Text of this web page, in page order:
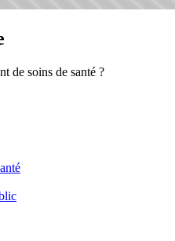
de soins de santé ?